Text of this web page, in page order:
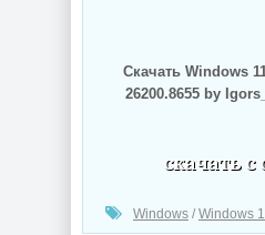
Скачать Windows
26200.8655 by
Windows / Windows